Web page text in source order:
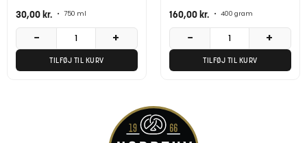
30,00kr. • 750 ml
− +
TILFØJ TIL KURV
160,00kr. • 400 gram
− +
TILFØJ TIL KURV